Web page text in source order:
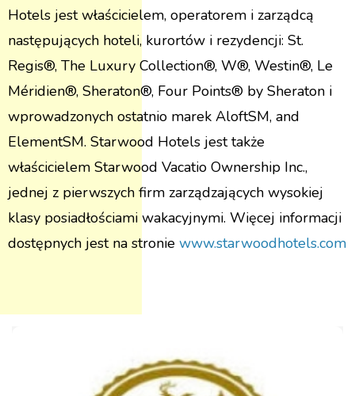
Hotels jest właścicielem, operatorem i zarządcą
następujących hoteli, kurortów i rezydencji: St.
Regis®, The Luxury Collection®, W®, Westin®, Le
Méridien®, Sheraton®, Four Points® by Sheraton i
wprowadzonych ostatnio marek AloftSM, and
ElementSM. Starwood Hotels jest także
właścicielem Starwood Vacatio Ownership Inc.,
jednej z pierwszych firm zarządzających wysokiej
klasy posiadłościami wakacyjnymi. Więcej informacji
dostępnych jest na stronie www.starwoodhotels.com